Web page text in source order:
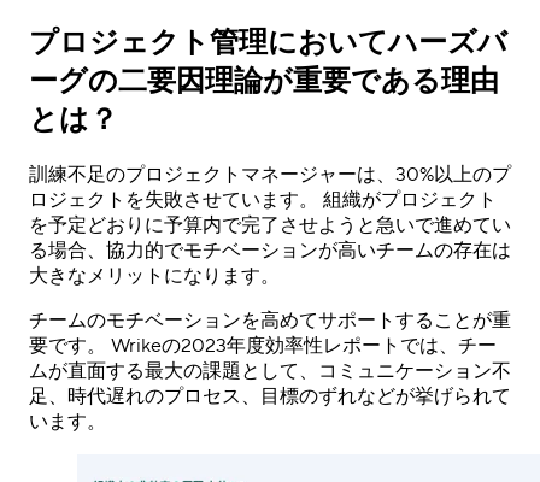
プロジェクト管理においてハーズバ
ーグの二要因理論が重要である理由
とは？
訓練不足のプロジェクトマネージャーは、30%以上のプ
ロジェクトを失敗させています。 組織がプロジェクト
を予定どおりに予算内で完了させようと急いで進めてい
る場合、協力的でモチベーションが高いチームの存在は
大きなメリットになります。
チームのモチベーションを高めてサポートすることが重
要です。 Wrikeの2023年度効率性レポートでは、チー
ムが直面する最大の課題として、コミュニケーション不
足、時代遅れのプロセス、目標のずれなどが挙げられて
います。